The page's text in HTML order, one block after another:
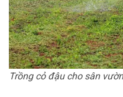
Trồng cỏ đậu cho sân vườn